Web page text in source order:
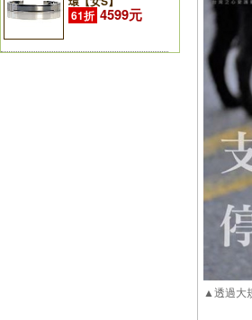
61折 4599元
▲透過大